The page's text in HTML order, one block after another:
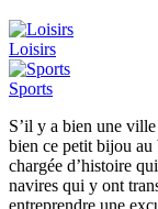
Loisirs
Sports
S’il y a bien une
bien ce petit bijou
chargée d’histoire
navires qui y ont
entreprendre une